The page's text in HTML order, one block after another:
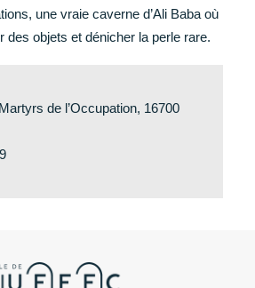
une vraie caverne d’Ali Baba où
des objets et dénicher la perle rare.
de l’Occupation, 16700